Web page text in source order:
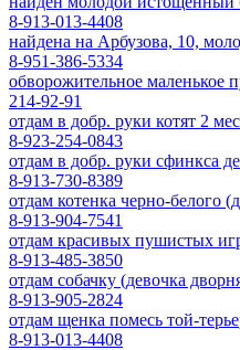
8-913-013-4408
найдена на Арбузова, 10,
8-951-386-5334
обворожительное маленькое
214-92-91
отдам в добр. руки котят 2
8-923-254-0843
отдам в добр. руки сфинкса
8-913-730-8389
отдам котенка черно-белого
8-913-904-7541
отдам красивых пушистых
8-913-485-3850
отдам собачку (девочка
8-913-905-2824
отдам щенка помесь той-
8-913-013-4408